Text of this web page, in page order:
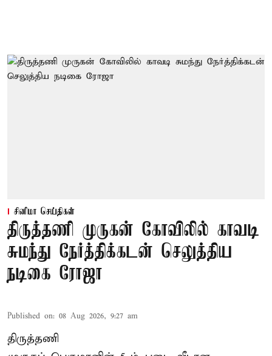
சினிமா செய்திகள்
திருத்தணி முருகன் கோவிலில் காவடி
சுமந்து நேர்த்திக்கடன் செலுத்திய
நடிகை ரோஜா
Published on: 08 Aug 2026, 9:27 am
திருத்தணி